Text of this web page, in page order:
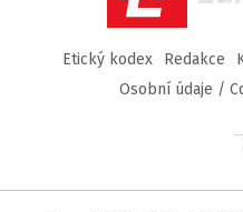
Etický kodex Redakce
Osobní údaje /